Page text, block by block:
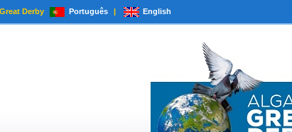
Derby Português | English